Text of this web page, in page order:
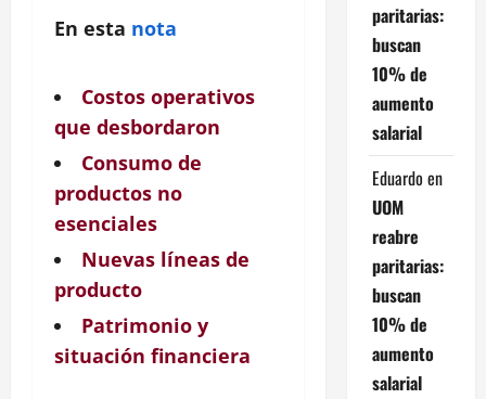
En esta nota
Costos operativos
que desbordaron
Consumo de
productos no
esenciales
Nuevas líneas de
producto
Patrimonio y
situación financiera
paritarias:
buscan
10% de
aumento
salarial
Eduardo en
UOM
reabre
paritarias:
buscan
10% de
aumento
salarial